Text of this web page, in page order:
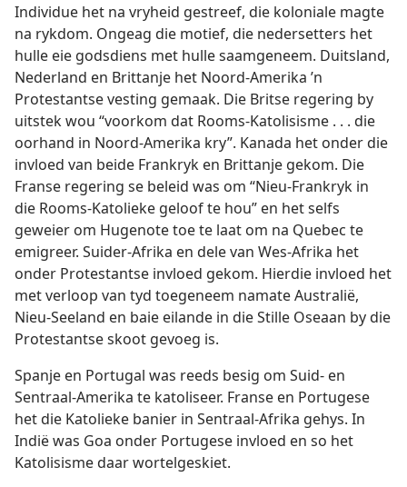
Individue het na vryheid gestreef, die koloniale magte
na rykdom. Ongeag die motief, die nedersetters het
hulle eie godsdiens met hulle saamgeneem. Duitsland,
Nederland en Brittanje het Noord-Amerika ’n
Protestantse vesting gemaak. Die Britse regering by
uitstek wou “voorkom dat Rooms-Katolisisme . . . die
oorhand in Noord-Amerika kry”. Kanada het onder die
invloed van beide Frankryk en Brittanje gekom. Die
Franse regering se beleid was om “Nieu-Frankryk in
die Rooms-Katolieke geloof te hou” en het selfs
geweier om Hugenote toe te laat om na Quebec te
emigreer. Suider-Afrika en dele van Wes-Afrika het
onder Protestantse invloed gekom. Hierdie invloed het
met verloop van tyd toegeneem namate Australië,
Nieu-Seeland en baie eilande in die Stille Oseaan by die
Protestantse skoot gevoeg is.
Spanje en Portugal was reeds besig om Suid- en
Sentraal-Amerika te katoliseer. Franse en Portugese
het die Katolieke banier in Sentraal-Afrika gehys. In
Indië was Goa onder Portugese invloed en so het
Katolisisme daar wortelgeskiet.